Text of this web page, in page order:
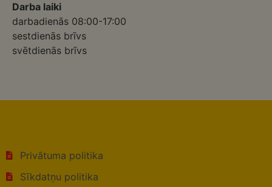
Darba laiki
darbadienās 08:00-17:00
sestdienās brīvs
svētdienās brīvs
Privātuma politika
Sīkdatņu politika